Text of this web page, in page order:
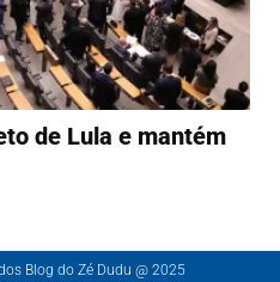
de Lula e mantém
Blog do Zé Dudu @ 2025